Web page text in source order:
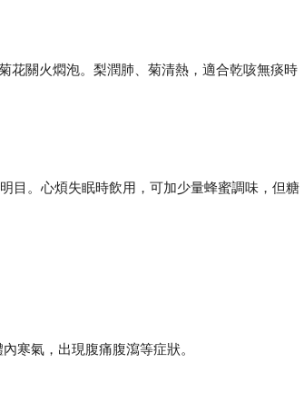
花關火燜泡。梨潤肺、菊清熱，適合乾咳無痰時
目。心煩失眠時飲用，可加少量蜂蜜調味，但糖
寒氣，出現腹痛腹瀉等症狀。